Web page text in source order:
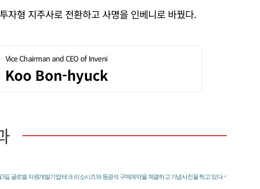
자형 지주사로 전환하고 사명을 인베니로 바꿨다.
Vice Chairman and CEO of Inveni
Koo Bon-hyuck
일 글로벌 자원개발기업 테크 리소시즈와 동광석 구매계약을 체결하고 기념사진을 찍고 있다. <